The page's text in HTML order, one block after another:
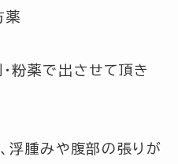
薬
粉薬で出させて頂き
、浮腫みや腹部の張りが